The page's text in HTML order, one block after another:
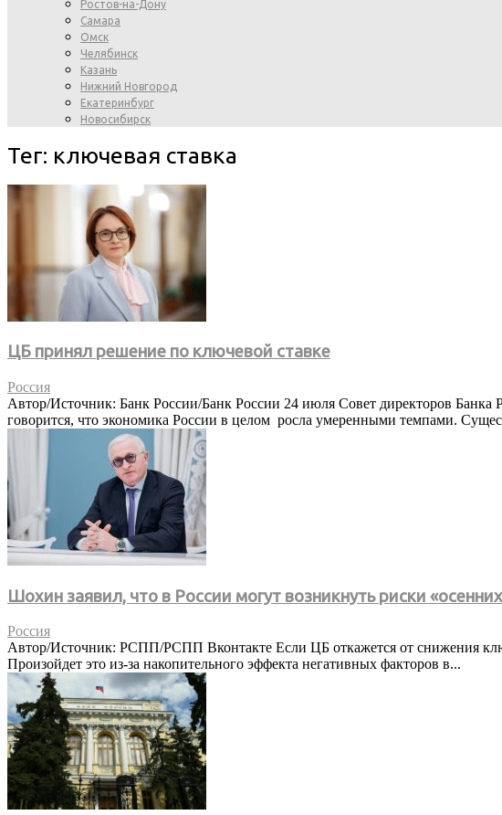
Ростов-на-Дону
Самара
Омск
Челябинск
Казань
Нижний Новгород
Екатеринбург
Новосибирск
Тег: ключевая ставка
ЦБ принял решение по ключевой ставке
Россия
Автор/Источник: Банк России/Банк России 24 июля Совет директоров
говорится, что экономика России в целом росла умеренными темпами.
Шохин заявил, что в России могут возникнуть риски
Россия
Автор/Источник: РСПП/РСПП Вконтакте Если ЦБ откажется от снижения
Произойдет это из-за накопительного эффекта негативных факторов в...